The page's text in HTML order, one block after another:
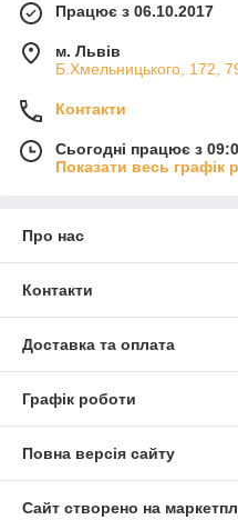
Працює з 06.10.2017
м. Львів
Б.Хмельницького, 172,
Контакти
Сьогодні працює з
Показати весь графік
Про нас
Контакти
Доставка та оплата
Графік роботи
Повна версія сайту
Сайт створено на